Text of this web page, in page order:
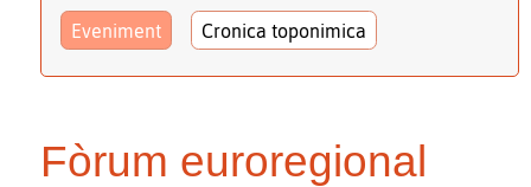
Eveniment Cronica toponimica
Fòrum euroregional